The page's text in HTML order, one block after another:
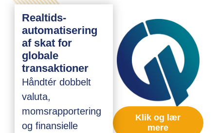
Realtids-
automatisering
af skat for
globale
transaktioner
Håndtér dobbelt
valuta,
momsrapportering
og finansielle
Klik og lær
mere